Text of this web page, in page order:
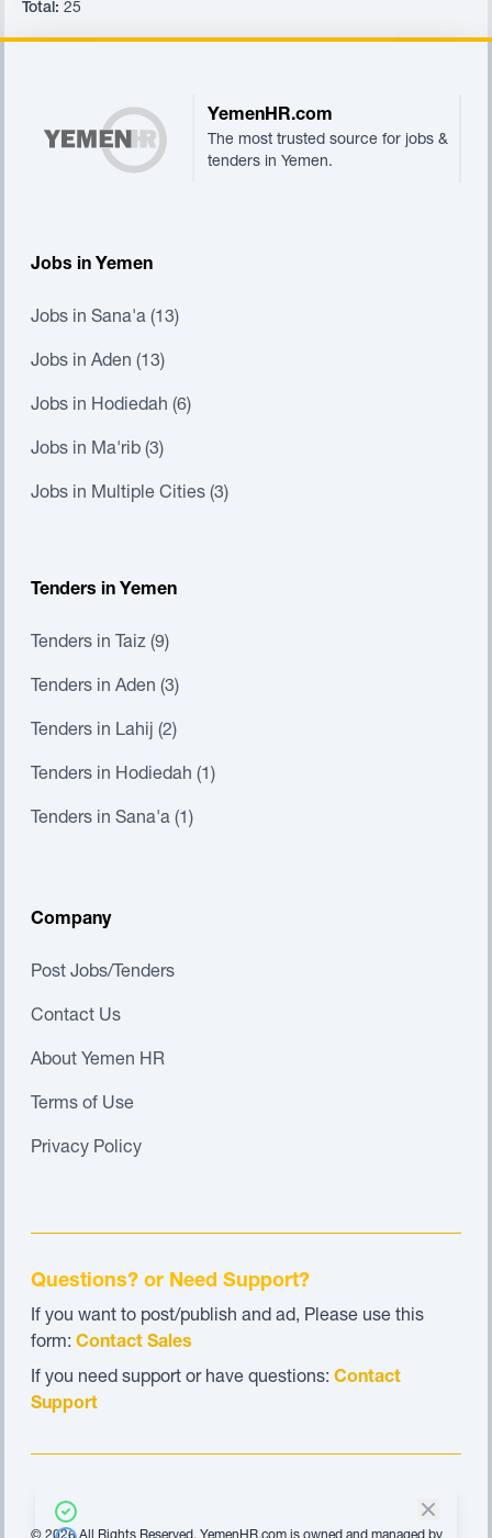
Total: 25
YemenHR.com
The most trusted source for jobs &
tenders in Yemen.
Jobs in Yemen
Jobs in Sana'a (13)
Jobs in Aden (13)
Jobs in Hodiedah (6)
Jobs in Ma'rib (3)
Jobs in Multiple Cities (3)
Tenders in Yemen
Tenders in Taiz (9)
Tenders in Aden (3)
Tenders in Lahij (2)
Tenders in Hodiedah (1)
Tenders in Sana'a (1)
Company
Post Jobs/Tenders
Contact Us
About Yemen HR
Terms of Use
Privacy Policy
Questions? or Need Support?
If you want to post/publish and ad, Please use this
form: Contact Sales
If you need support or have questions: Contact
Support